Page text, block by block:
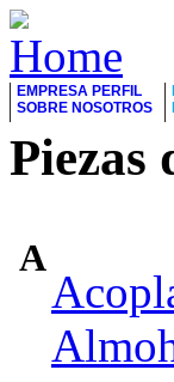
EMPRESA PERFIL
SOBRE NOSOTROS
Piezas
A